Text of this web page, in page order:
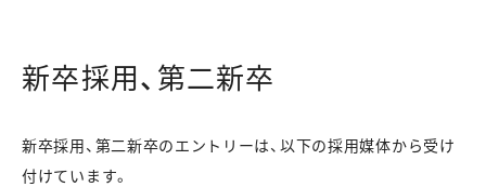
新卒採用、第二新卒
新卒採用、第二新卒のエントリーは、以下の採用媒体から受け
付けています。